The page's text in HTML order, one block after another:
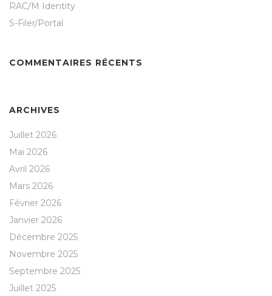
RAC/M Identity
S-Filer/Portal
COMMENTAIRES RÉCENTS
ARCHIVES
Juillet 2026
Mai 2026
Avril 2026
Mars 2026
Février 2026
Janvier 2026
Décembre 2025
Novembre 2025
Septembre 2025
Juillet 2025